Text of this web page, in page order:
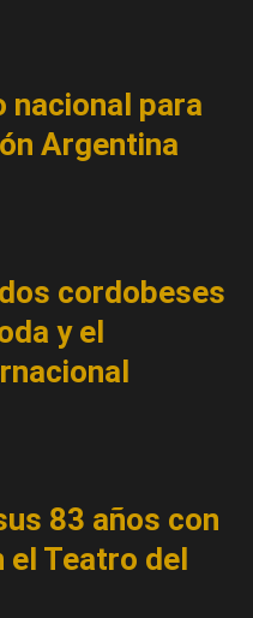
nacional para
Argentina
cordobeses
y el
83 años con
el Teatro del